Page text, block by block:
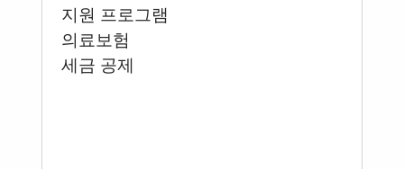
지원 프로그램
의료보험
세금 공제